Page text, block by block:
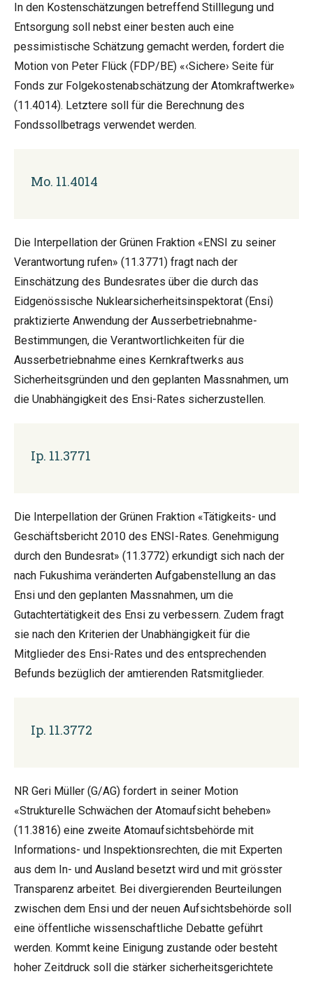
In den Kostenschätzungen betreffend Stilllegung und
Entsorgung soll nebst einer besten auch eine
pessimistische Schätzung gemacht werden, fordert die
Motion von Peter Flück (FDP/BE) «‹Sichere› Seite für
Fonds zur Folgekostenabschätzung der Atomkraftwerke»
(11.4014). Letztere soll für die Berechnung des
Fondssollbetrags verwendet werden.
Mo. 11.4014
Die Interpellation der Grünen Fraktion «ENSI zu seiner
Verantwortung rufen» (11.3771) fragt nach der
Einschätzung des Bundesrates über die durch das
Eidgenössische Nuklearsicherheitsinspektorat (Ensi)
praktizierte Anwendung der Ausserbetriebnahme-
Bestimmungen, die Verantwortlichkeiten für die
Ausserbetriebnahme eines Kernkraftwerks aus
Sicherheitsgründen und den geplanten Massnahmen, um
die Unabhängigkeit des Ensi-Rates sicherzustellen.
Ip. 11.3771
Die Interpellation der Grünen Fraktion «Tätigkeits- und
Geschäftsbericht 2010 des ENSI-Rates. Genehmigung
durch den Bundesrat» (11.3772) erkundigt sich nach der
nach Fukushima veränderten Aufgabenstellung an das
Ensi und den geplanten Massnahmen, um die
Gutachtertätigkeit des Ensi zu verbessern. Zudem fragt
sie nach den Kriterien der Unabhängigkeit für die
Mitglieder des Ensi-Rates und des entsprechenden
Befunds bezüglich der amtierenden Ratsmitglieder.
Ip. 11.3772
NR Geri Müller (G/AG) fordert in seiner Motion
«Strukturelle Schwächen der Atomaufsicht beheben»
(11.3816) eine zweite Atomaufsichtsbehörde mit
Informations- und Inspektionsrechten, die mit Experten
aus dem In- und Ausland besetzt wird und mit grösster
Transparenz arbeitet. Bei divergierenden Beurteilungen
zwischen dem Ensi und der neuen Aufsichtsbehörde soll
eine öffentliche wissenschaftliche Debatte geführt
werden. Kommt keine Einigung zustande oder besteht
hoher Zeitdruck soll die stärker sicherheitsgerichtete